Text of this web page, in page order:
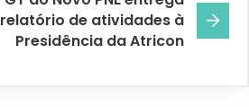
relatório de atividades à
Presidência da Atricon